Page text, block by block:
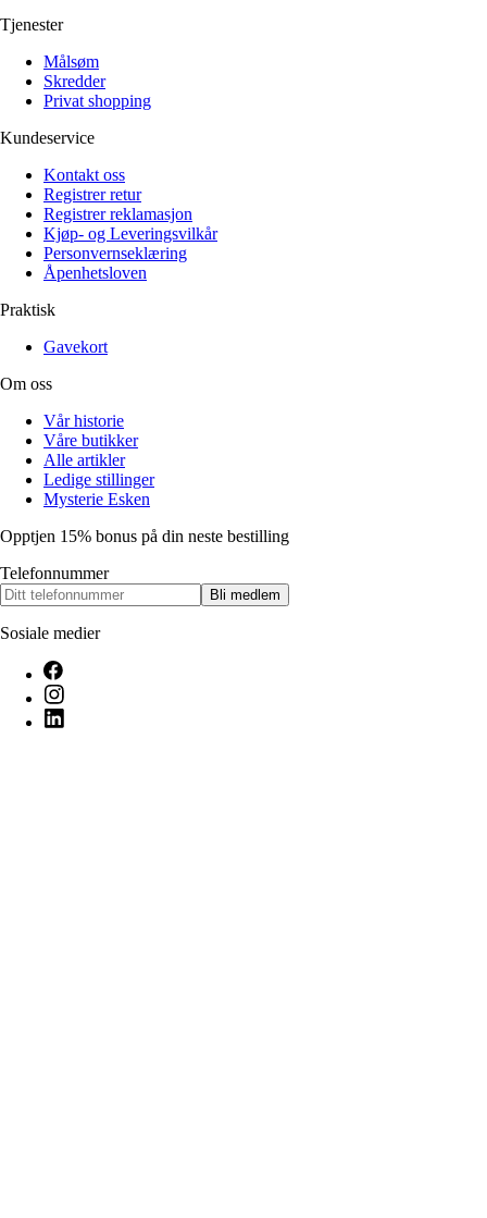
Tjenester
Målsøm
Skredder
Privat shopping
Kundeservice
Kontakt oss
Registrer retur
Registrer reklamasjon
Kjøp- og Leveringsvilkår
Personvernseklæring
Åpenhetsloven
Praktisk
Gavekort
Om oss
Vår historie
Våre butikker
Alle artikler
Ledige stillinger
Mysterie Esken
Opptjen 15% bonus på din neste bestilling
Telefonnummer
Bli medlem
Sosiale medier